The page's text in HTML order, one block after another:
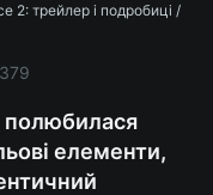
2: трейлер і подробиці /
полюбилася
елементи,